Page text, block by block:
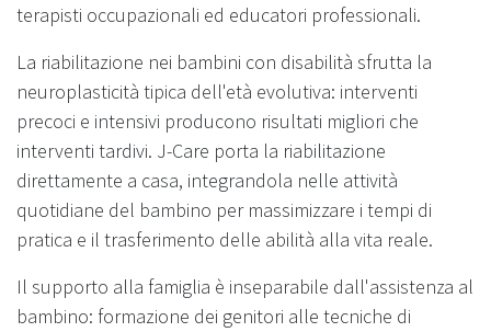
terapisti occupazionali ed educatori professionali.
La riabilitazione nei bambini con disabilità sfrutta la
neuroplasticità tipica dell'età evolutiva: interventi
precoci e intensivi producono risultati migliori che
interventi tardivi. J-Care porta la riabilitazione
direttamente a casa, integrandola nelle attività
quotidiane del bambino per massimizzare i tempi di
pratica e il trasferimento delle abilità alla vita reale.
Il supporto alla famiglia è inseparabile dall'assistenza al
bambino: formazione dei genitori alle tecniche di